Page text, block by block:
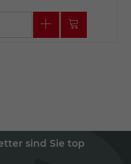
sind Sie top